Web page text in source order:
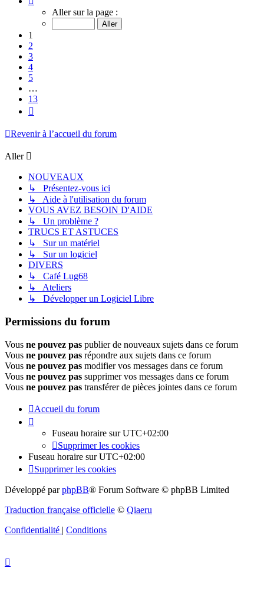
sur
Aller sur la page :
1
2
3
4
5
…
13
Revenir à l’accueil du forum
Aller
NOUVEAUX
↳ Présentez-vous ici
↳ Aide à l'utilisation du forum
VOUS AVEZ BESOIN D'AIDE
↳ Un problème ?
TRUCS ET ASTUCES
↳ Sur un matériel
↳ Sur un logiciel
DIVERS
↳ Café Lug68
↳ Ateliers
↳ Développer un Logiciel Libre
Permissions du forum
Vous ne pouvez pas publier de nouveaux sujets dans ce forum
Vous ne pouvez pas répondre aux sujets dans ce forum
Vous ne pouvez pas modifier vos messages dans ce forum
Vous ne pouvez pas supprimer vos messages dans ce forum
Vous ne pouvez pas transférer de pièces jointes dans ce forum
Accueil du forum
Fuseau horaire surUTC+02:00
Supprimer les cookies
Fuseau horaire surUTC+02:00
Supprimer les cookies
Développé parphpBB® Forum Software © phpBB Limited
Traduction française officielle © Qiaeru
Confidentialité | Conditions